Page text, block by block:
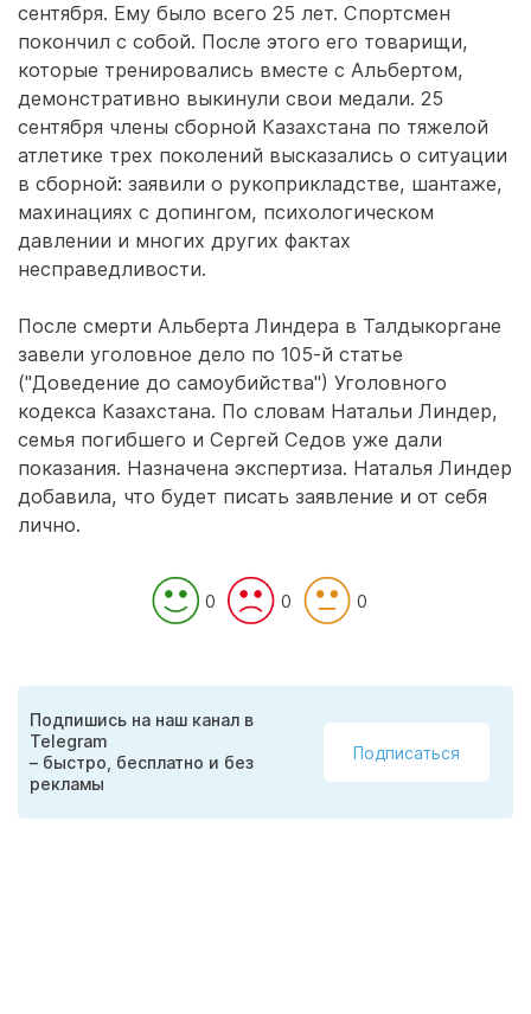
сентября. Ему было всего 25 лет. Спортсмен
покончил с собой. После этого его товарищи,
которые тренировались вместе с Альбертом,
демонстративно выкинули свои медали. 25
сентября члены сборной Казахстана по тяжелой
атлетике трех поколений высказались о ситуации
в сборной: заявили о рукоприкладстве, шантаже,
махинациях с допингом, психологическом
давлении и многих других фактах
несправедливости.
После смерти Альберта Линдера в Талдыкоргане
завели уголовное дело по 105-й статье
("Доведение до самоубийства") Уголовного
кодекса Казахстана. По словам Натальи Линдер,
семья погибшего и Сергей Седов уже дали
показания. Назначена экспертиза. Наталья Линдер
добавила, что будет писать заявление и от себя
лично.
0 0 0
Подпишись на наш канал в
Telegram
– быстро, бесплатно и без
рекламы
Подписаться